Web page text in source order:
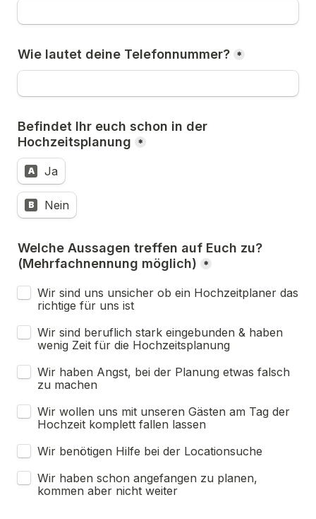
Wie lautet deine Telefonnummer? *
Befindet Ihr euch schon in der
Hochzeitsplanung
*
A Ja
B Nein
Welche Aussagen treffen auf Euch zu?
(Mehrfachnennung möglich)
*
Wir sind uns unsicher ob ein Hochzeitplaner das
richtige für uns ist
Wir sind beruflich stark eingebunden & haben
wenig Zeit für die Hochzeitsplanung
Wir haben Angst, bei der Planung etwas falsch
zu machen
Wir wollen uns mit unseren Gästen am Tag der
Hochzeit komplett fallen lassen
Wir benötigen Hilfe bei der Locationsuche
Wir haben schon angefangen zu planen,
kommen aber nicht weiter